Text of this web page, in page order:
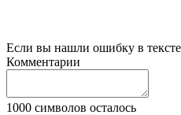
Если вы нашли ошибку в
Комментарии
1000 символов осталось